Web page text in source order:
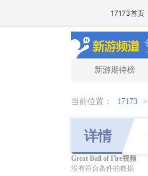
17173首页
新游期待榜
当前位置： 17173 >
详情
Great Ball of Fire视频
没有符合条件的数据